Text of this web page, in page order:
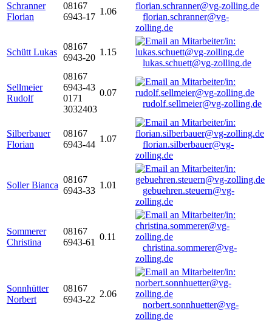
Schranner
Florian
08167
6943-17
1.06
florian.schranner@vg-
zolling.de
Schütt Lukas
08167
6943-20
1.15
lukas.schuett@vg-zolling.de
Sellmeier
Rudolf
08167
6943-43
0171
3032403
0.07
rudolf.sellmeier@vg-zolling.de
Silberbauer
Florian
08167
6943-44
1.07
florian.silberbauer@vg-
zolling.de
Soller Bianca
08167
6943-33
1.01
gebuehren.steuern@vg-
zolling.de
Sommerer
Christina
08167
6943-61
0.11
christina.sommerer@vg-
zolling.de
Sonnhütter
Norbert
08167
6943-22
2.06
norbert.sonnhuetter@vg-
zolling.de